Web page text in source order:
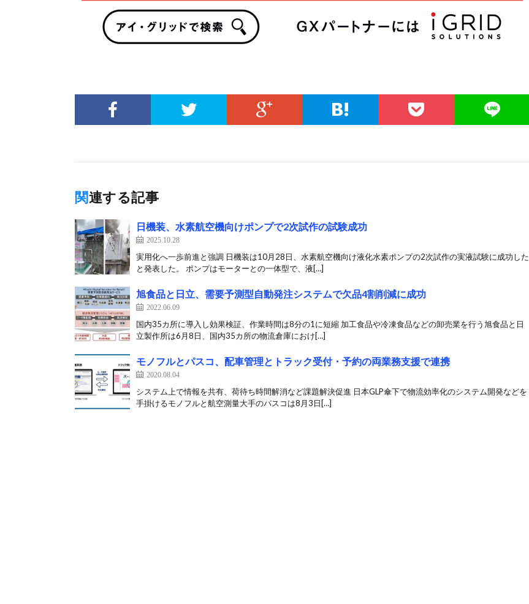
関連する記事
日機装、水素航空機向けポンプで2次試作の試験成功
2025.10.28
実用化へ一歩前進と強調 日機装は10月28日、水素航空機向け液化水素ポンプの2次試作の実液試験に成功した
と発表した。 ポンプはモーターとの一体型で、液[…]
旭食品と日立、需要予測型自動発注システムで欠品4割削減に成功
2022.06.09
国内35カ所に導入し効果検証、作業時間は8分の1に短縮 加工食品や冷凍食品などの卸売業を行う旭食品と日
立製作所は6月8日、国内35カ所の物流倉庫におけ[…]
モノフルとパスコ、配車管理とトラック受付・予約の両業務支援で連携
2020.08.04
システム上で情報を共有、荷待ち時間解消など課題解決促進 日本GLP傘下で物流効率化のシステム開発などを
手掛けるモノフルと航空測量大手のパスコは8月3日[…]